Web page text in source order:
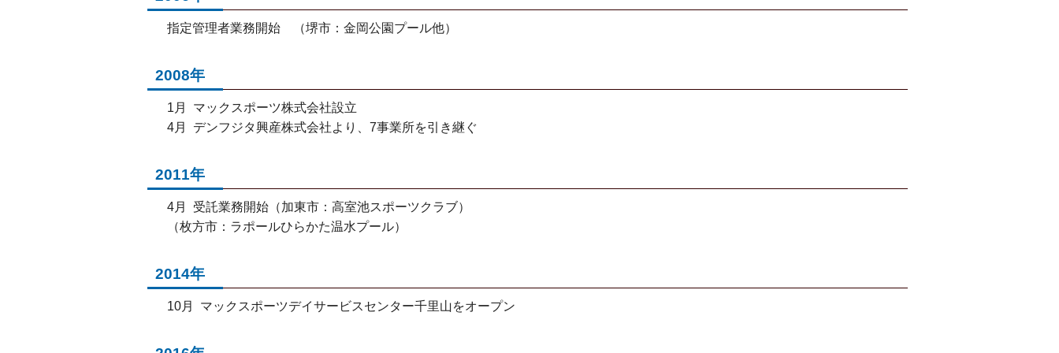
指定管理者業務開始 （堺市：金岡公園プール他）
2008年
1月 マックスポーツ株式会社設立
4月 デンフジタ興産株式会社より、7事業所を引き継ぐ
2011年
4月 受託業務開始（加東市：高室池スポーツクラブ）
（枚方市：ラポールひらかた温水プール）
2014年
10月 マックスポーツデイサービスセンター千里山をオープン